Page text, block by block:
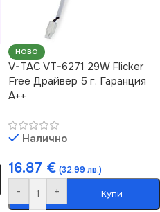
НОВО
V-TAC VT-6271 29W Flicker
Free Драйвер 5 г. Гаранция
A++
Налично
16.87 € (32.99 лв.)
- + Купи